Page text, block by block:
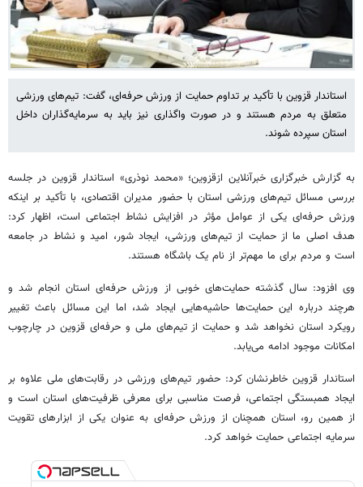
استاندار قزوین با تأکید بر تداوم حمایت از ورزش حرفه‌ای، گفت: تیم‌های ورزشی
متعلق به مردم هستند و در صورت واگذاری نیز باید به سرمایه‌گذاران داخل
استان سپرده شوند.
به گزارش خبرگزاری خبرآنلاین ازقزوین؛ «محمد نوذری» استاندار قزوین در جلسه
بررسی مسائل تیم‌های ورزشی استان با حضور مدیران اقتصادی، با تأکید بر اینکه
ورزش حرفه‌ای یکی از عوامل مؤثر در افزایش نشاط اجتماعی است، اظهار کرد:
هدف اصلی ما از حمایت از تیم‌های ورزشی، ایجاد شور، امید و نشاط در جامعه
است و مردم برای ما مهم‌تر از نام یک باشگاه هستند.
وی افزود: سال گذشته حمایت‌های خوبی از ورزش حرفه‌ای استان انجام شد و
هرچند درباره این حمایت‌ها حاشیه‌هایی ایجاد شد، اما این مسائل باعث تغییر
رویکرد استان نخواهد شد و حمایت از تیم‌های ملی و حرفه‌ای قزوین در چارچوب
امکانات موجود ادامه می‌یابد.
استاندار قزوین خاطرنشان کرد: حضور تیم‌های ورزشی در رقابت‌های ملی علاوه بر
ایجاد همبستگی اجتماعی، فرصت مناسبی برای معرفی ظرفیت‌های استان است و
از همین رو، استان همچنان از ورزش حرفه‌ای به عنوان یکی از ابزارهای تقویت
سرمایه اجتماعی حمایت خواهد کرد.